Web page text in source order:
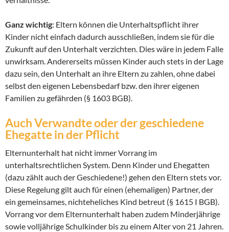
Ganz wichtig: Eltern können die Unterhaltspflicht ihrer
Kinder nicht einfach dadurch ausschließen, indem sie für die
Zukunft auf den Unterhalt verzichten. Dies wäre in jedem Falle
unwirksam. Andererseits müssen Kinder auch stets in der Lage
dazu sein, den Unterhalt an ihre Eltern zu zahlen, ohne dabei
selbst den eigenen Lebensbedarf bzw. den ihrer eigenen
Familien zu gefährden (§ 1603 BGB).
Auch Verwandte oder der geschiedene
Ehegatte in der Pflicht
Elternunterhalt hat nicht immer Vorrang im
unterhaltsrechtlichen System. Denn Kinder und Ehegatten
(dazu zählt auch der Geschiedene!) gehen den Eltern stets vor.
Diese Regelung gilt auch für einen (ehemaligen) Partner, der
ein gemeinsames, nichteheliches Kind betreut (§ 1615 I BGB).
Vorrang vor dem Elternunterhalt haben zudem Minderjährige
sowie volljährige Schulkinder bis zu einem Alter von 21 Jahren.